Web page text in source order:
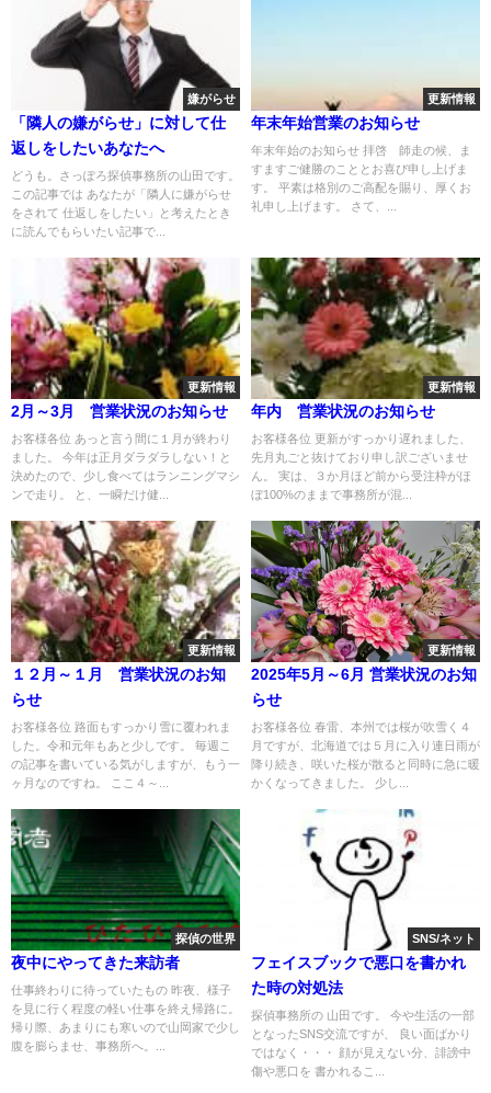
嫌がらせ
「隣人の嫌がらせ」に対して仕
返しをしたいあなたへ
どうも。さっぽろ探偵事務所の山田です。
この記事では あなたが「隣人に嫌がらせ
をされて 仕返しをしたい」と考えたとき
に読んでもらいたい記事で...
更新情報
年末年始営業のお知らせ
年末年始のお知らせ 拝啓 師走の候、ま
すますご健勝のこととお喜び申し上げま
す。 平素は格別のご高配を賜り、厚くお
礼申し上げます。 さて、...
更新情報
2月～3月 営業状況のお知らせ
お客様各位 あっと言う間に１月が終わり
ました。 今年は正月ダラダラしない！と
決めたので、少し食べてはランニングマシ
ンで走り。 と、一瞬だけ健...
更新情報
年内 営業状況のお知らせ
お客様各位 更新がすっかり遅れました、
先月丸ごと抜けており申し訳ございませ
ん。 実は、３か月ほど前から受注枠がほ
ぼ100%のままで事務所が混...
更新情報
１２月～１月 営業状況のお知
らせ
お客様各位 路面もすっかり雪に覆われま
した。令和元年もあと少しです。 毎週こ
の記事を書いている気がしますが、もう一
ヶ月なのですね。 ここ４～...
更新情報
2025年5月～6月 営業状況のお知
らせ
お客様各位 春雷、本州では桜が吹雪く４
月ですが、北海道では５月に入り連日雨が
降り続き、咲いた桜が散ると同時に急に暖
かくなってきました。 少し...
探偵の世界
夜中にやってきた来訪者
仕事終わりに待っていたもの 昨夜、様子
を見に行く程度の軽い仕事を終え帰路に。
帰り際、あまりにも寒いので山岡家で少し
腹を膨らませ、事務所へ。...
SNS/ネット
フェイスブックで悪口を書かれ
た時の対処法
探偵事務所の 山田です。 今や生活の一部
となったSNS交流ですが、 良い面ばかり
ではなく・・・ 顔が見えない分、誹謗中
傷や悪口を 書かれるこ...